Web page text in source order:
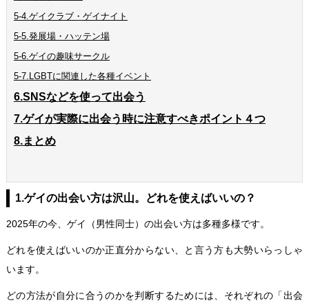
5-4.ゲイクラブ・ゲイナイト
5-5.発展場・ハッテン場
5-6.ゲイの趣味サークル
5-7.LGBTに関連した各種イベント
6.SNSなどを使って出会う
7.ゲイが実際に出会う時に注意すべきポイント４つ
8.まとめ
1.ゲイの出会い方は沢山。どれを使えばいいの？
2025年の今、ゲイ（男性同士）の出会い方は多種多様です。
どれを使えばいいのか正直分からない、と言う方も大勢いらっしゃ
います。
どの方法が自分に合うのかを判断するためには、それぞれの「出会